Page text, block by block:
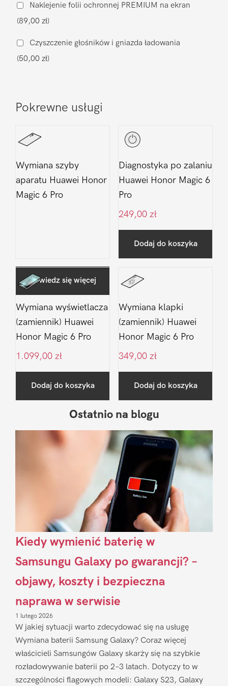
Honor
Magic
6
Pro
Naklejenie folii ochronnej PREMIUM na ekran
(89,00 zł)
Czyszczenie głośników i gniazda ładowania
(50,00 zł)
Pokrewne usługi
Wymiana szyby
aparatu Huawei Honor
Magic 6 Pro
Dowiedz się więcej
Diagnostyka po zalaniu
Huawei Honor Magic 6
Pro
249,00 zł
Dodaj do koszyka
Wymiana wyświetlacza
(zamiennik) Huawei
Honor Magic 6 Pro
1.099,00 zł
Dodaj do koszyka
Wymiana klapki
(zamiennik) Huawei
Honor Magic 6 Pro
349,00 zł
Dodaj do koszyka
Sidebar
Ostatnio na blogu
Kiedy wymienić baterię w
Samsungu Galaxy po gwarancji? –
objawy, koszty i bezpieczna
naprawa w serwisie
1 lutego 2026
W jakiej sytuacji warto zdecydować się na usługę
Wymiana baterii Samsung Galaxy? Coraz więcej
właścicieli Samsungów Galaxy skarży się na szybkie
rozładowywanie baterii po 2–3 latach. Dotyczy to w
szczególności flagowych modeli: Galaxy S23, Galaxy